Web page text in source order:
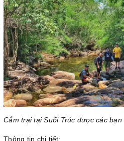
Cắm trại tại Suối Trúc được các
Thông tin chi tiết: